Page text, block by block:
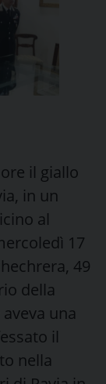
il giallo
in un
al
17
49
della
una
il
nella